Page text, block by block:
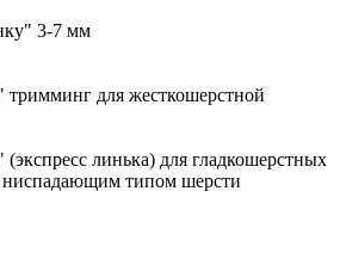
3-7 мм
для жесткошерстной
линька) для гладкошерстных
типом шерсти